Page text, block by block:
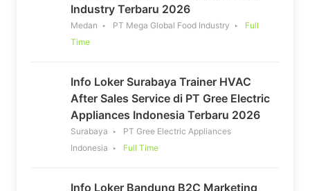
Industry Terbaru 2026
Medan PT Mega Global Food Industry
Full
Time
Info Loker Surabaya Trainer HVAC
After Sales Service di PT Gree Electric
Appliances Indonesia Terbaru 2026
Surabaya
PT Gree Electric Appliances
Indonesia
Full Time
Info Loker Bandung B2C Marketing